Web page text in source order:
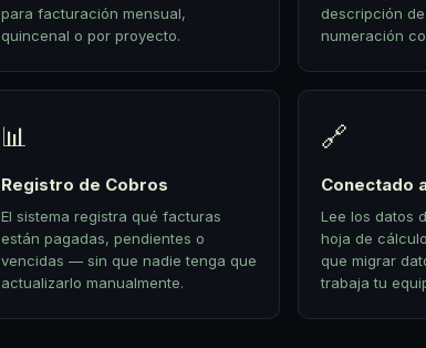
para facturación mensual,
quincenal o por proyecto.
descripción
numeración
📊
Registro de Cobros
El sistema registra qué facturas
están pagadas, pendientes o
vencidas — sin que nadie tenga que
actualizarlo manualmente.
🔗
Conectado
Lee los datos
hoja de
que migrar
trabaja tu